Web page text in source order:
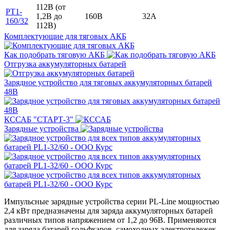
PT1-
160/32
112В (от
1,2В до
112В)
160В 32А
Комплектующие для тяговых АКБ
Как подобрать тяговую АКБ
Отгрузка аккумуляторных батарей
Зарядное устройство для тяговых аккумуляторных батарей
48В
КССАБ "СТАРТ-3"
Зарядные устройства
Импульсные зарядные устройства серии PL-Line мощностью
2,4 кВт предназначены для заряда аккумуляторных батарей
различных типов напряжением от 1,2 до 96В. Применяются